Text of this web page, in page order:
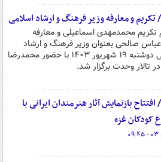
و معارفه وزیر فرهنگ و ارشاد اسلامی
تکریم محمدمهدی اسماعیلی و معارفه
صالحی بعنوان وزیر فرهنگ و ارشاد
اسلامی دوشنبه ۱۹ شهریور ۱۴۰۳ با حضور محمدرضا
تالار وحدت برگزار شد.
بازنمایش آثار هنرمندان ایرانی با
کودکان غزه